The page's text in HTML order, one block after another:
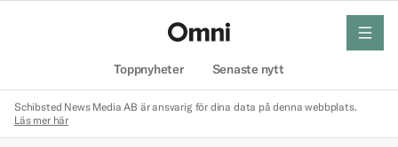
Toppnyheter Senaste nytt
meny
Schibsted News Media AB är ansvarig för dina data på denna webbplats.
Läs mer här